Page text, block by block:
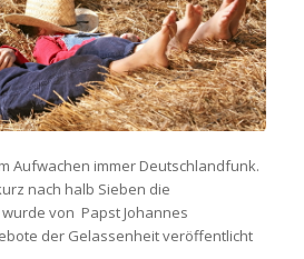
Aufwachen immer Deutschlandfunk.
nach halb Sieben die
von Papst Johannes
der Gelassenheit veröffentlicht